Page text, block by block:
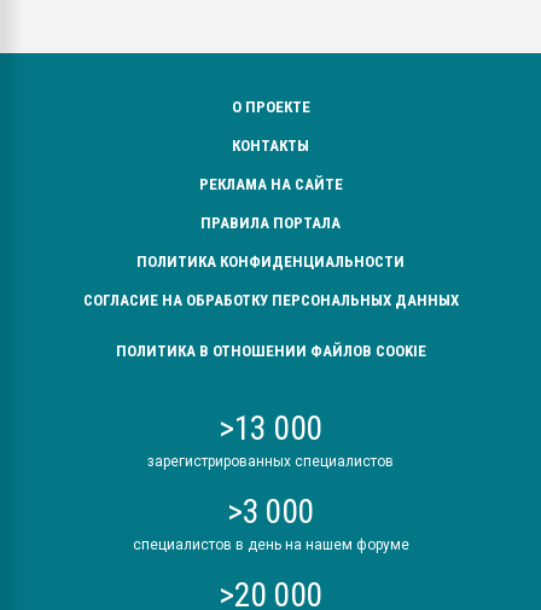
О ПРОЕКТЕ
КОНТАКТЫ
РЕКЛАМА НА САЙТЕ
ПРАВИЛА ПОРТАЛА
ПОЛИТИКА КОНФИДЕНЦИАЛЬНОСТИ
СОГЛАСИЕ НА ОБРАБОТКУ ПЕРСОНАЛЬНЫХ ДАННЫХ
ПОЛИТИКА В ОТНОШЕНИИ ФАЙЛОВ COOKIE
>13 000
зарегистрированных специалистов
>3 000
специалистов в день на нашем форуме
>20 000